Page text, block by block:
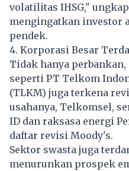
volatilitas IHSG,"
mengingatkan investor
pendek.
4. Korporasi Besar
Tidak hanya
seperti PT Telkom
(TLKM) juga terkena
usahanya, Telkomsel,
ID dan raksasa energi
daftar revisi Moody's.
Sektor swasta juga
menurunkan prospek